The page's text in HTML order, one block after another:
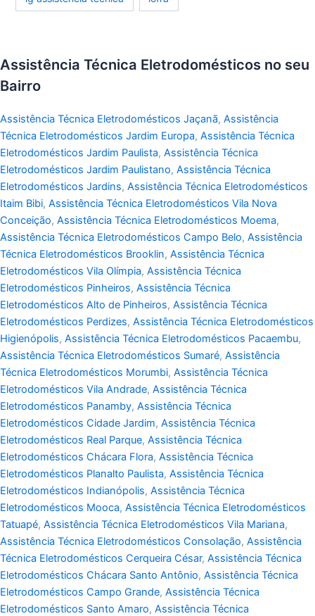
Assistência Técnica Eletrodomésticos no seu
Bairro
Assistência Técnica Eletrodomésticos Jaçanã, Assistência
Técnica Eletrodomésticos Jardim Europa, Assistência Técnica
Eletrodomésticos Jardim Paulista, Assistência Técnica
Eletrodomésticos Jardim Paulistano, Assistência Técnica
Eletrodomésticos Jardins, Assistência Técnica Eletrodomésticos
Itaim Bibi, Assistência Técnica Eletrodomésticos Vila Nova
Conceição, Assistência Técnica Eletrodomésticos Moema,
Assistência Técnica Eletrodomésticos Campo Belo, Assistência
Técnica Eletrodomésticos Brooklin, Assistência Técnica
Eletrodomésticos Vila Olímpia, Assistência Técnica
Eletrodomésticos Pinheiros, Assistência Técnica
Eletrodomésticos Alto de Pinheiros, Assistência Técnica
Eletrodomésticos Perdizes, Assistência Técnica Eletrodomésticos
Higienópolis, Assistência Técnica Eletrodomésticos Pacaembu,
Assistência Técnica Eletrodomésticos Sumaré, Assistência
Técnica Eletrodomésticos Morumbi, Assistência Técnica
Eletrodomésticos Vila Andrade, Assistência Técnica
Eletrodomésticos Panamby, Assistência Técnica
Eletrodomésticos Cidade Jardim, Assistência Técnica
Eletrodomésticos Real Parque, Assistência Técnica
Eletrodomésticos Chácara Flora, Assistência Técnica
Eletrodomésticos Planalto Paulista, Assistência Técnica
Eletrodomésticos Indianópolis, Assistência Técnica
Eletrodomésticos Mooca, Assistência Técnica Eletrodomésticos
Tatuapé, Assistência Técnica Eletrodomésticos Vila Mariana,
Assistência Técnica Eletrodomésticos Consolação, Assistência
Técnica Eletrodomésticos Cerqueira César, Assistência Técnica
Eletrodomésticos Chácara Santo Antônio, Assistência Técnica
Eletrodomésticos Campo Grande, Assistência Técnica
Eletrodomésticos Santo Amaro, Assistência Técnica